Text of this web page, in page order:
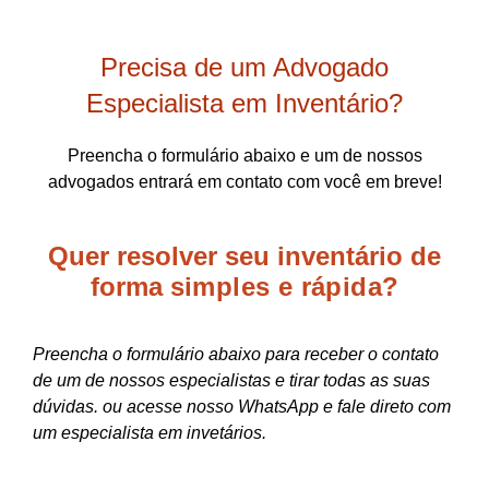
Precisa de um Advogado
Especialista em Inventário?
Preencha o formulário abaixo e um de nossos
advogados entrará em contato com você em breve!
Quer resolver seu inventário de
forma simples e rápida?
Preencha o formulário abaixo para receber o contato
de um de nossos especialistas e tirar todas as suas
dúvidas. ou acesse nosso WhatsApp e fale direto com
um especialista em invetários.